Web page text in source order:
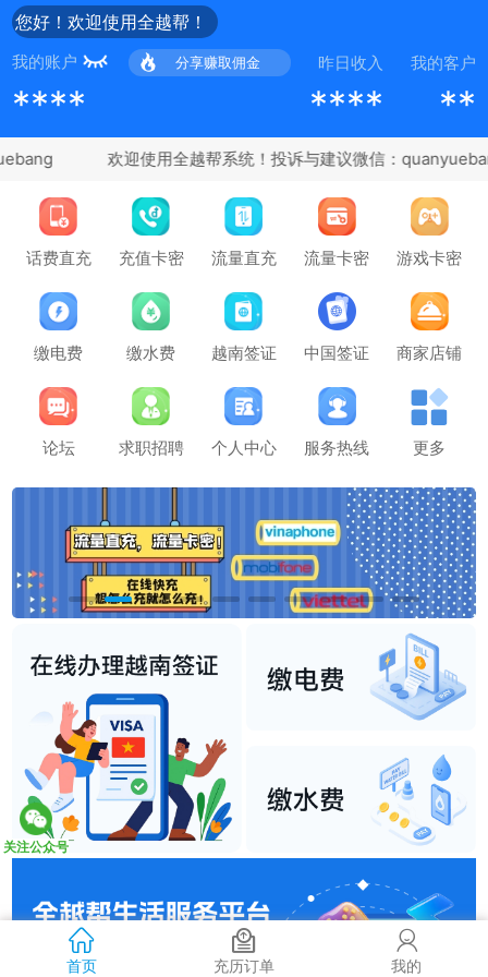
您好！欢迎使用全越帮！
我的账户 分享赚取佣金 昨日收入 我的客户
**** **** **
话费直充 充值卡密 流量直充 流量卡密 游戏卡密
缴电费 缴水费 越南签证 中国签证 商家店铺
论坛 求职招聘 个人中心 服务热线 更多
关注公众号
首页 充历订单 我的